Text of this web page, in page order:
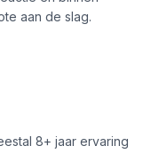
aan de slag.
8+ jaar ervaring